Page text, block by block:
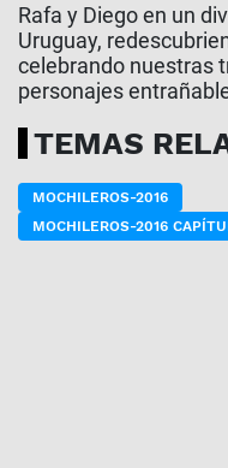
Rafa y Diego en un
Uruguay,
celebrando nuestras
personajes
TEMAS
MOCHILEROS-2016
MOCHILEROS-2016